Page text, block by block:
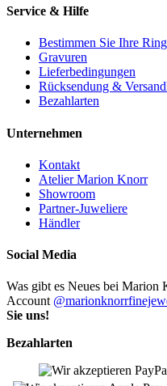
Service & Hilfe
Bestimmen Sie Ihre
Gravuren
Lieferbedingungen
Rücksendung &
Bezahlarten
Unternehmen
Kontakt
Atelier Marion Knorr
Showroom
Partner-Juweliere
Händler
Social Media
Was gibt es Neues bei Marion
Account
Sie uns!
Bezahlarten